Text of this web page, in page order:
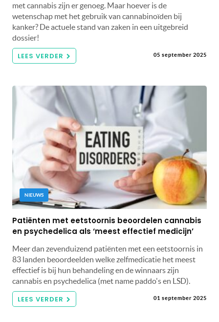
met cannabis zijn er genoeg. Maar hoever is de
wetenschap met het gebruik van cannabinoïden bij
kanker? De actuele stand van zaken in een uitgebreid
dossier!
LEES VERDER 05 september 2025
NIEUWS
Patiënten met eetstoornis beoordelen cannabis
en psychedelica als ‘meest effectief medicijn’
Meer dan zevenduizend patiënten met een eetstoornis in
83 landen beoordeelden welke zelfmedicatie het meest
effectief is bij hun behandeling en de winnaars zijn
cannabis en psychedelica (met name paddo's en LSD).
LEES VERDER 01 september 2025